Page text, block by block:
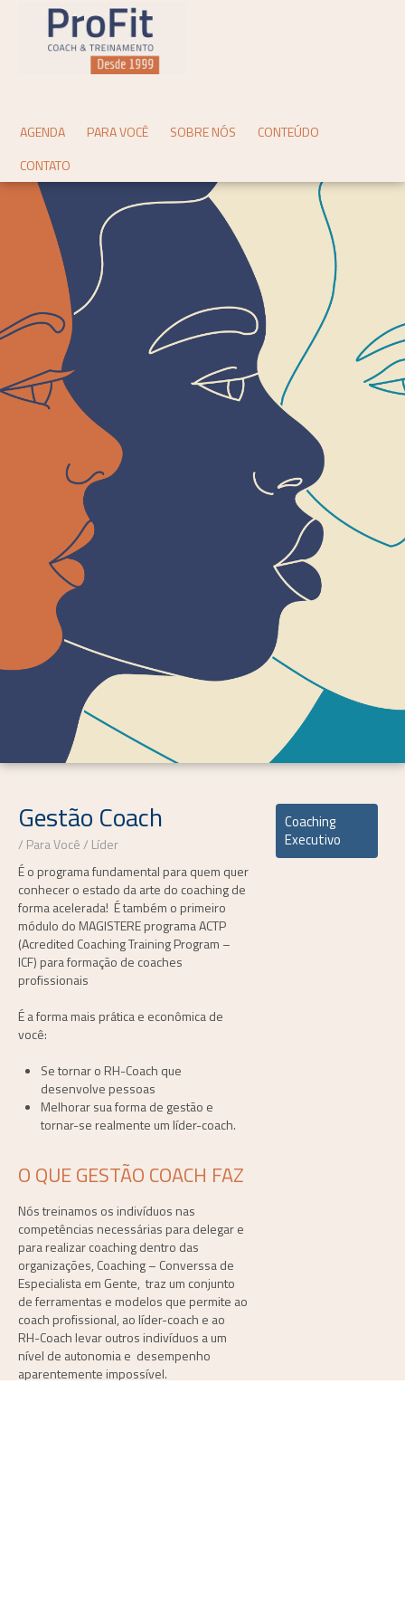
AGENDA PARA VOCÊ SOBRE NÓS
CONTEÚDO
CONTATO
Gestão Coach
Para Você
Líder
É o programa fundamental para quem quer
conhecer o estado da arte do coaching de
forma acelerada! É também o primeiro
módulo do MAGISTERE programa ACTP
(Acredited Coaching Training Program –
ICF) para formação de coaches
profissionais
É a forma mais prática e econômica de
você:
Se tornar o RH-Coach que
desenvolve pessoas
Melhorar sua forma de gestão e
tornar-se realmente um líder-coach.
O QUE GESTÃO COACH FAZ
Nós treinamos os indivíduos nas
competências necessárias para delegar e
para realizar coaching dentro das
organizações, Coaching – Converssa de
Especialista em Gente, traz um conjunto
de ferramentas e modelos que permite ao
coach profissional, ao líder-coach e ao
RH-Coach levar outros indivíduos a um
nível de autonomia e desempenho
aparentemente impossível.
Coaching
Executivo